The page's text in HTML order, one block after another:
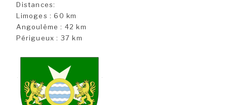
Distances:
Limoges : 60 km
Angoulême : 42 km
Périgueux : 37 km